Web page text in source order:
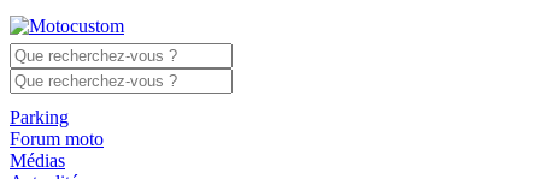
Parking
Forum moto
Médias